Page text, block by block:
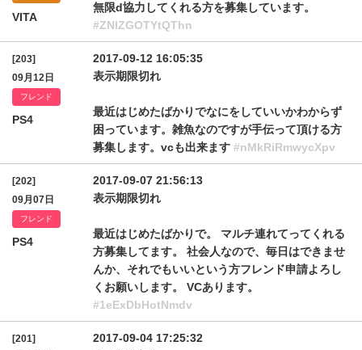
VITA
無限d協力してくれる方を募集しています。
#ZNlZGOTYtQThn
[203]
09月12日
フレンド
PS4
2017-09-12 16:05:35
表示期限切れ
最近はじめたばかりでなにをしていいかわからず
困っています。雑魚なのですが手伝って頂ける方
募集します。vcも出来ます #nMkRiRmwycXpv
[202]
09月07日
フレンド
PS4
2017-09-07 21:56:13
表示期限切れ
最近はじめたばかりで。 マルチ連れてってくれる
方募集してます。 社会人なので、毎日はできませ
んか、それでもいいという方フレンド申請よろし
くお願いします。 VCあります。
#1eExDbHotNmdv
[201]
2017-09-04 17:25:32